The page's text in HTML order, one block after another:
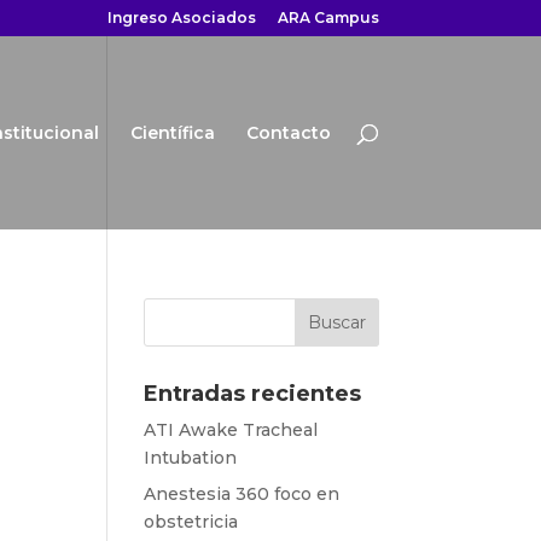
Ingreso Asociados ARA Campus
Científica Contacto
Entradas recientes
ATI Awake Tracheal
Intubation
Anestesia 360 foco en
obstetricia